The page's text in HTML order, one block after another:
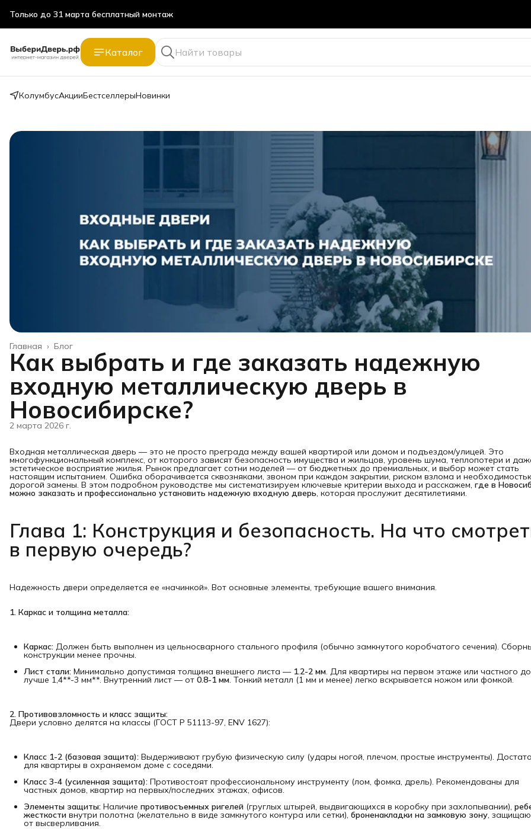
Только до 31 марта бесплатный монтаж
Каталог
КолумбусАкцииБестселлерыНовинки
Блог
Главная ›
Как выбрать и где заказать надежную
входную металлическую дверь в
Новосибирске?
2 марта 2026 г.
Входная металлическая дверь — это не просто преграда между вашей квартирой или домом и подъездом/улицей. Это
многофункциональный комплекс, от которого зависят безопасность имущества и жильцов, уровень шума, теплопотери и
эстетическое восприятие жилья. Рынок предлагает сотни моделей — от бюджетных до премиальных, и выбор может стать
настоящим испытанием. Ошибка оборачивается сквозняками, звоном при каждом закрытии, риском взлома и
дорогой замены. В этом подробном руководстве мы систематизируем ключевые критерии выхода и расскажем, где в
можно заказать и профессионально установить надежную входную дверь, которая прослужит десятилетиями.
Глава 1: Конструкция и безопасность. На что
в первую очередь?
Надежность двери определяется ее «начинкой». Вот основные элементы, требующие вашего внимания.
1. Каркас и толщина металла:
Каркас: Должен быть выполнен из цельносварного стального профиля (обычно замкнутого коробчатого сечения).
конструкции менее прочны.
Лист стали: Минимально допустимая толщина внешнего листа — 1.2-2 мм. Для квартиры на первом этаже или частного
лучше 1,4**-3 мм**. Внутренний лист — от 0.8-1 мм. Тонкий металл (1 мм и менее) легко вскрывается ножом или фомкой.
2. Противовзломность и класс защиты:
Двери условно делятся на классы (ГОСТ Р 51113-97, ENV 1627):
Класс 1-2 (базовая защита): Выдерживают грубую физическую силу (удары ногой, плечом, простые инструменты).
для квартиры в охраняемом доме с соседями.
Класс 3-4 (усиленная защита): Противостоят профессиональному инструменту (лом, фомка, дрель). Рекомендованы для
частных домов, квартир на первых/последних этажах, офисов.
Элементы защиты: Наличие противосъемных ригелей (груглых штырей, выдвигающихся в коробку при захлопывании),
жесткости внутри полотна (желательно в виде замкнутого контура или сетки), броненакладки на замковую зону,
от высверливания.